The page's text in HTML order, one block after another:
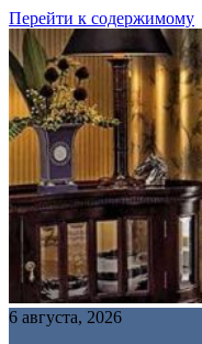
Перейти к содержимому
6 августа, 2026